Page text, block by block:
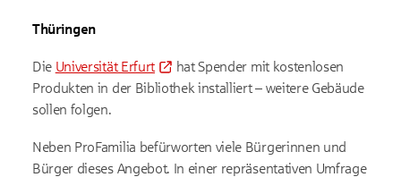
Thüringen
Die Universität Erfurt
hat Spender mit kostenlosen
Produkten in der Bibliothek installiert – weitere Gebäude
sollen folgen.
Neben ProFamilia befürworten viele Bürgerinnen und
Bürger dieses Angebot. In einer repräsentativen Umfrage